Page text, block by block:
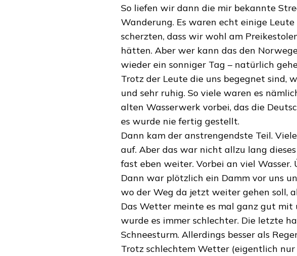
So liefen wir dann die mir bekannte
Wanderung. Es waren echt einige
scherzten, dass wir wohl am
hätten. Aber wer kann das den
wieder ein sonniger Tag – natürlich
Trotz der Leute die uns begegnet sind,
und sehr ruhig. So viele waren es
alten Wasserwerk vorbei, das die
es wurde nie fertig gestellt.
Dann kam der anstrengendste Teil.
auf. Aber das war nicht allzu lang
fast eben weiter. Vorbei an viel Wasser.
Dann war plötzlich ein Damm vor uns
wo der Weg da jetzt weiter gehen soll,
Das Wetter meinte es mal ganz gut mit
wurde es immer schlechter. Die letzte
Schneesturm. Allerdings besser als
Trotz schlechtem Wetter (eigentlich